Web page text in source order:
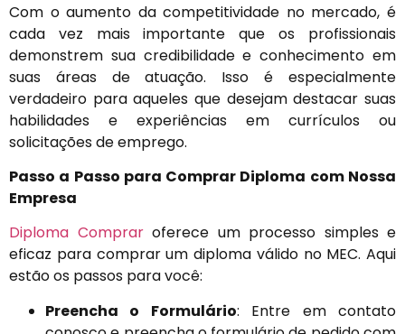
Com o aumento da competitividade no mercado, é
cada vez mais importante que os profissionais
demonstrem sua credibilidade e conhecimento em
suas áreas de atuação. Isso é especialmente
verdadeiro para aqueles que desejam destacar suas
habilidades e experiências em currículos ou
solicitações de emprego.
Passo a Passo para Comprar Diploma com Nossa
Empresa
Diploma Compraroferece um processo simples e
eficaz para comprar um diploma válido no MEC. Aqui
estão os passos para você:
Preencha o Formulário: Entre em contato